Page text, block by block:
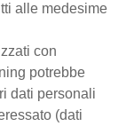
alle medesime
con
potrebbe
dati personali
(dati